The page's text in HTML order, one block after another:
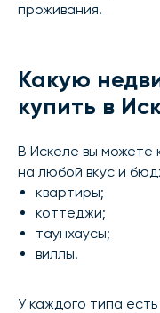
проживания.
Какую
купить в
В Искеле вы можете
на любой вкус и
квартиры;
коттеджи;
таунхаусы;
виллы.
У каждого типа